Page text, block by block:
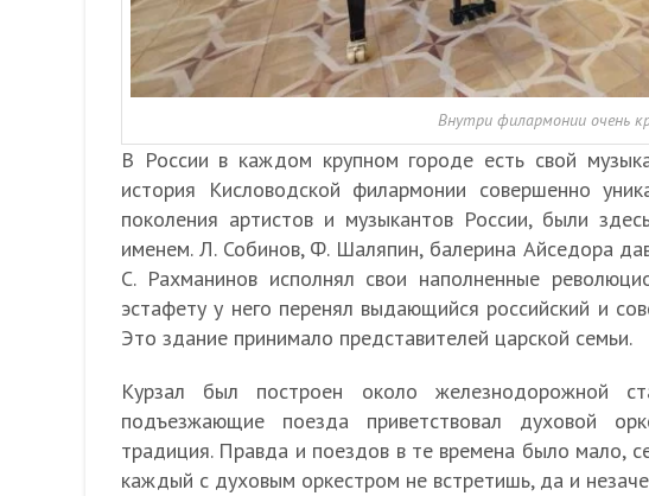
Внутри филармонии очень
В России в каждом крупном городе есть свой
история Кисловодской филармонии совершенно
поколения артистов и музыкантов России, были
именем. Л. Собинов, Ф. Шаляпин, балерина Айседора
С. Рахманинов исполнял свои наполненные
эстафету у него перенял выдающийся российский и
Это здание принимало представителей царской семьи.
Курзал был построен около железнодорожной
подъезжающие поезда приветствовал духовой
традиция. Правда и поездов в те времена было мало,
каждый с духовым оркестром не встретишь, да и